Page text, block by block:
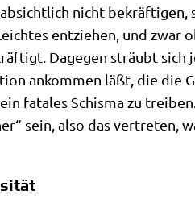
nicht
ent­zie­hen, und
Dage­gen sträubt
ankom­men läßt, die die
fata­les Schis­ma zu
sein, also das ver­tre­ten,